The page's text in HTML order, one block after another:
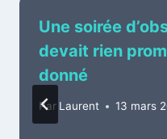
Une soirée
devait rien
donné
Par Laurent 13 mars